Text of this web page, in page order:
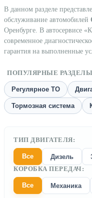
В данном разделе
обслуживание автомобилей
Оренбурге. В автосервисе
современное
гарантия на выполненные
ПОПУЛЯРНЫЕ
Регулярное ТО
Тормозная система
ТИП ДВИГАТЕЛЯ:
Все Дизель
КОРОБКА ПЕРЕДАЧ:
Все Механика